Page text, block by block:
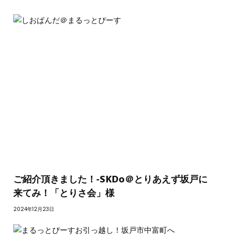
ご紹介頂きました！-SKDo＠とりあえず坂戸に
来てみ！「とりさ会」様
2024年12月23日